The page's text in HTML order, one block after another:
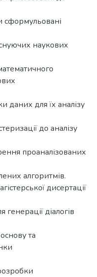
сформульовані
наукових
даних для їх аналізу
до аналізу
проаналізованих
алгоритмів.
дисертації
діалогів
та